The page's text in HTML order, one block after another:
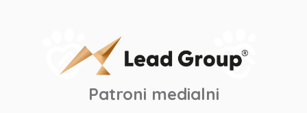
Patroni medialni